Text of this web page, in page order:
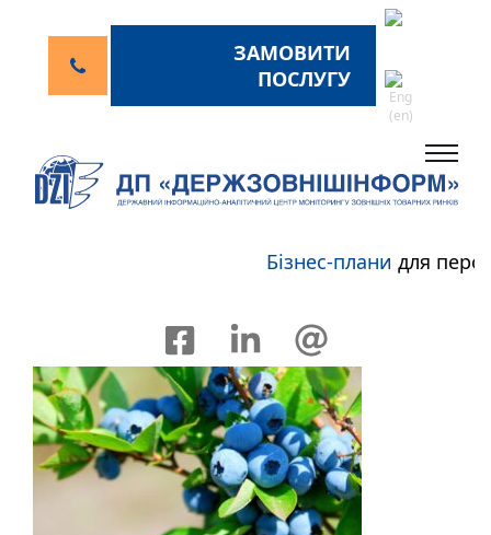
ЗАМОВИТИ
ПОСЛУГУ
Бізнес-планидля